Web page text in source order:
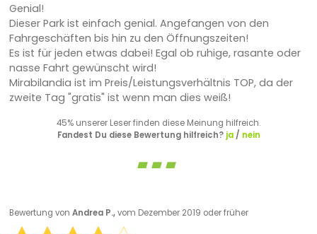
Genial!
Dieser Park ist einfach genial. Angefangen von den
Fahrgeschäften bis hin zu den Öffnungszeiten!
Es ist für jeden etwas dabei! Egal ob ruhige, rasante oder
nasse Fahrt gewünscht wird!
Mirabilandia ist im Preis/Leistungsverhältnis TOP, da der
zweite Tag "gratis" ist wenn man dies weiß!
45% unserer Leser finden diese Meinung hilfreich.
Fandest Du diese Bewertung hilfreich? ja/ nein
Bewertung von Andrea P.,vom Dezember 2019 oder früher